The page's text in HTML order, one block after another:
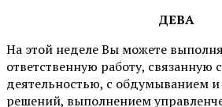
ДЕВА
На этой неделе Вы можете
ответственную работу, связанную
деятельностью, с обдумыванием
решений, выполнением